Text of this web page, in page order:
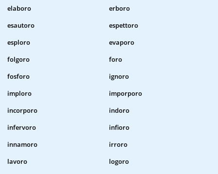
elaboro
erboro
esautoro
espettoro
esploro
evaporo
folgoro
foro
fosforo
ignoro
imploro
imporporo
incorporo
indoro
infervoro
infioro
innamoro
irroro
lavoro
logoro